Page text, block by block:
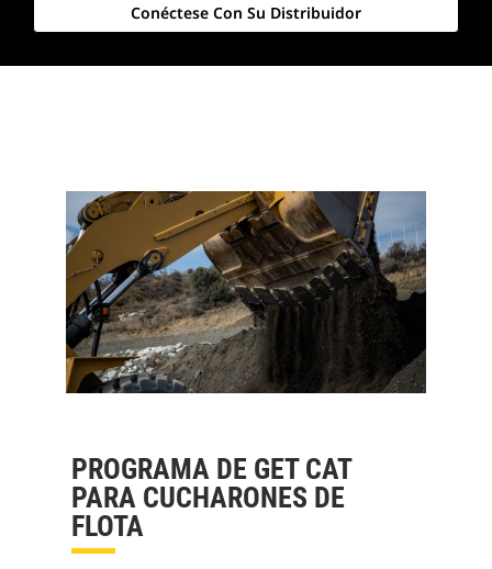
Conéctese Con Su Distribuidor
PROGRAMA DE GET CAT
PARA CUCHARONES DE
FLOTA